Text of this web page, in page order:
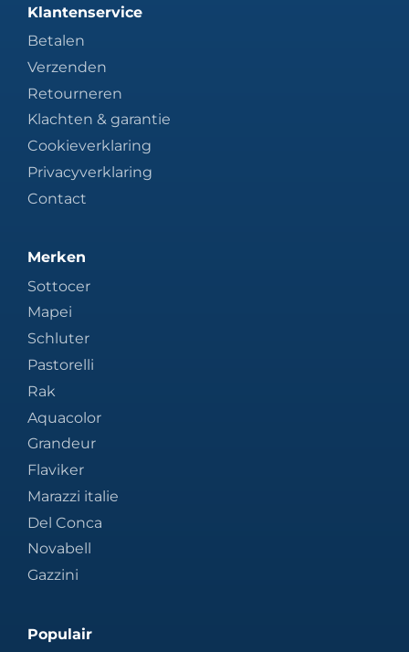
Klantenservice
Betalen
Verzenden
Retourneren
Klachten & garantie
Cookieverklaring
Privacyverklaring
Contact
Merken
Sottocer
Mapei
Schluter
Pastorelli
Rak
Aquacolor
Grandeur
Flaviker
Marazzi italie
Del Conca
Novabell
Gazzini
Populair